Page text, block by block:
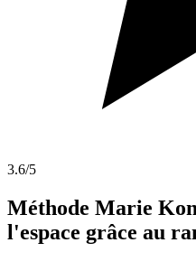
3.6/5
Méthode Marie
l'espace grâce au